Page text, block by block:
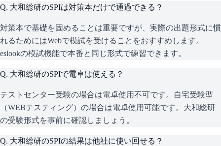
Q. 大和総研のSPIは対策本だけで通過できる？
対策本で基礎を固めることは重要ですが、実際の出題形式に慣
れるためにはWebで模試を受けることをおすすめします。
eslookの模試機能で本番と同じ形式で練習できます。
Q. 大和総研のSPIで電卓は使える？
テストセンター受験の場合は電卓使用不可です。自宅受験型
（WEBテスティング）の場合は電卓使用可能です。大和総研
の受験形式を事前に確認しましょう。
Q. 大和総研のSPIの結果は他社に使い回せる？